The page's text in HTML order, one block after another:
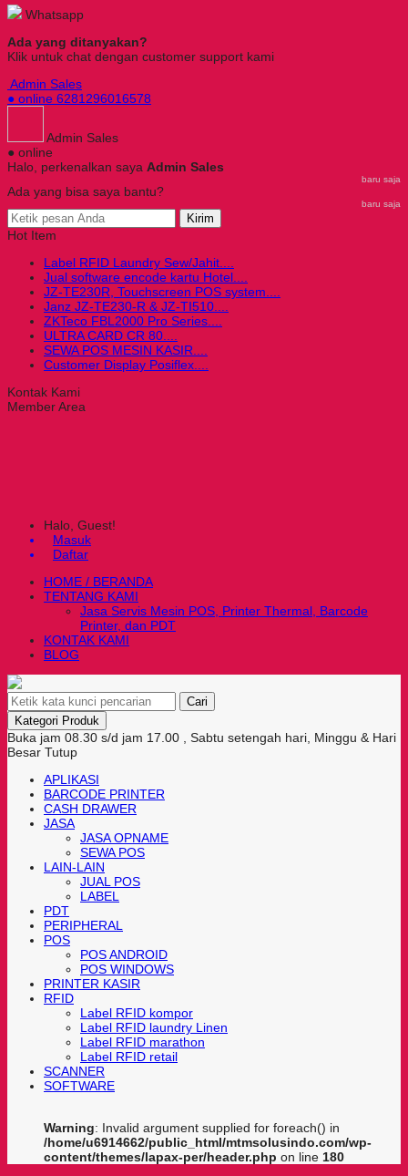
Whatsapp
Ada yang ditanyakan?
Klik untuk chat dengan customer support kami
Admin Sales
● online 6281296016578
Admin Sales
● online
Halo, perkenalkan saya Admin Sales
baru saja
Ada yang bisa saya bantu?
baru saja
Kirim
Hot Item
Label RFID Laundry Sew/Jahit....
Jual software encode kartu Hotel....
JZ-TE230R, Touchscreen POS system....
Janz JZ-TE230-R & JZ-TI510....
ZKTeco FBL2000 Pro Series....
ULTRA CARD CR 80....
SEWA POS MESIN KASIR....
Customer Display Posiflex....
Kontak Kami
Member Area
Halo, Guest!
Masuk
Daftar
HOME / BERANDA
TENTANG KAMI
Jasa Servis Mesin POS, Printer Thermal, Barcode
Printer, dan PDT
KONTAK KAMI
BLOG
Cari
Kategori Produk
Buka jam 08.30 s/d jam 17.00 , Sabtu setengah hari, Minggu & Hari
Besar Tutup
APLIKASI
BARCODE PRINTER
CASH DRAWER
JASA
JASA OPNAME
SEWA POS
LAIN-LAIN
JUAL POS
LABEL
PDT
PERIPHERAL
POS
POS ANDROID
POS WINDOWS
PRINTER KASIR
RFID
Label RFID kompor
Label RFID laundry Linen
Label RFID marathon
Label RFID retail
SCANNER
SOFTWARE
Warning: Invalid argument supplied for foreach() in
/home/u6914662/public_html/mtmsolusindo.com/wp-
content/themes/lapax-per/header.php on line 180